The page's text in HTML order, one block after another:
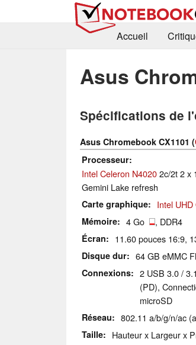
Accueil
Asus
Spécifications de
Asus Chromebook CX1101 (
Processeur
Intel Celeron N40202c/2t 2 x
Gemini Lake refresh
Carte graphique Intel
Mémoire 4 Go , DDR4
Écran 11.60 pouces 16:9,
Disque dur 64 GB eMMC
Connexions
2 USB 3.0 /
(PD),
microSD
Réseau 802.11 a/b/g/n/ac
Taille Hauteur x Largeur x